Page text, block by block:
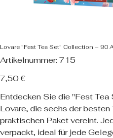
Lovare "Fest Tea Set" Collection – 90
Artikelnummer: Artikelnummer:
715
715
Preis
7,50 €
Entdecken Sie die "Fest
Lovare, die sechs der
praktischen Paket vereint.
verpackt, ideal für jede